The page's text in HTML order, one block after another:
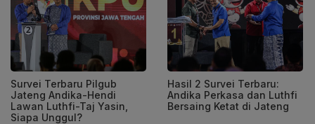
Survei Terbaru Pilgub
Jateng Andika-Hendi
Lawan Luthfi-Taj Yasin,
Siapa Unggul?
Hasil 2 Survei Terbaru:
Andika Perkasa dan Luthfi
Bersaing Ketat di Jateng